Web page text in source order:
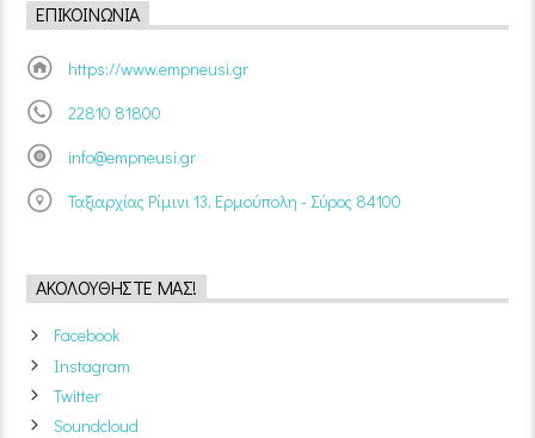
ΕΠΙΚΟΙΝΩΝΊΑ
https://www.empneusi.gr
22810 81800
info@empneusi.gr
Ταξιαρχίας Ρίμινι 13, Ερμούπολη - Σύρος 84100
ΑΚΟΛΟΥΘΉΣΤΕ ΜΑΣ!
Facebook
Instagram
Twitter
Soundcloud